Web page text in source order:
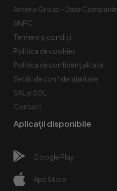
Antena Group - Date Companie
ANPC
Termeni și condiții
Politica de cookies
Politica de confidențialitate
Setări de confidențialitate
SAL și SOL
Contact
Aplicații disponibile
Google Play
App Store